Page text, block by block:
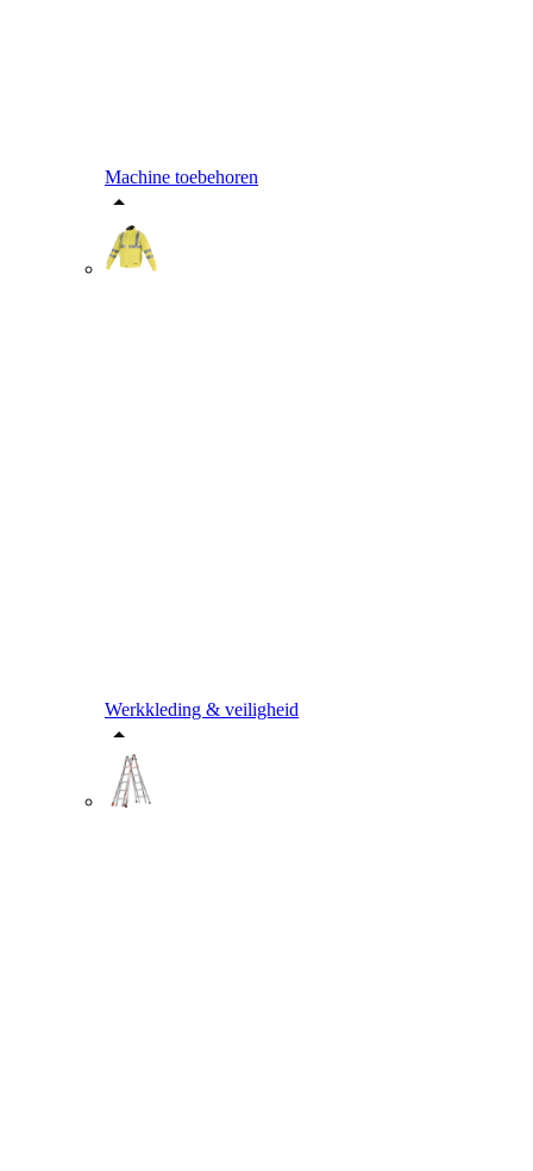
Machine toebehoren
Werkkleding & veiligheid